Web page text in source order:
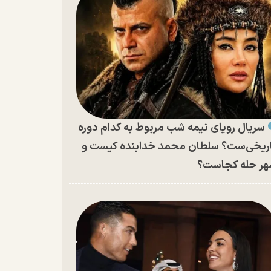
سریال رویای نیمه شب مربوط به کدام دوره
سلطان محمد خدابنده کیست و
حله کجاست؟